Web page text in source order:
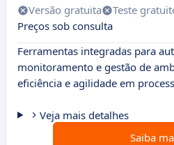
Versão gratuita Teste
Preços sob consulta
Ferramentas integradas para
monitoramento e gestão de
eficiência e agilidade em
Veja mais detalhes
Saiba